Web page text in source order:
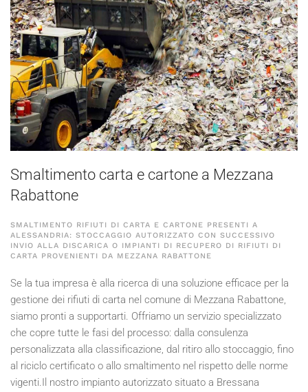
Smaltimento carta e cartone a Mezzana
Rabattone
SMALTIMENTO RIFIUTI DI CARTA E CARTONE PRESENTI A
ALESSANDRIA: STOCCAGGIO AUTORIZZATO CON SUCCESSIVO
INVIO ALLA DISCARICA O IMPIANTI DI RECUPERO DI RIFIUTI DI
CARTA PROVENIENTI DA MEZZANA RABATTONE
Se la tua impresa è alla ricerca di una soluzione efficace per la
gestione dei rifiuti di carta nel comune di Mezzana Rabattone,
siamo pronti a supportarti. Offriamo un servizio specializzato
che copre tutte le fasi del processo: dalla consulenza
personalizzata alla classificazione, dal ritiro allo stoccaggio, fino
al riciclo certificato o allo smaltimento nel rispetto delle norme
vigenti.Il nostro impianto autorizzato situato a Bressana